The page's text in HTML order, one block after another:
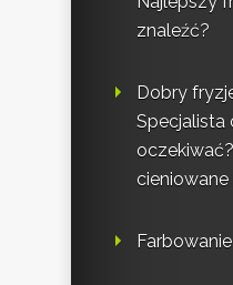
znaleźć?
Dobry
Specjalista